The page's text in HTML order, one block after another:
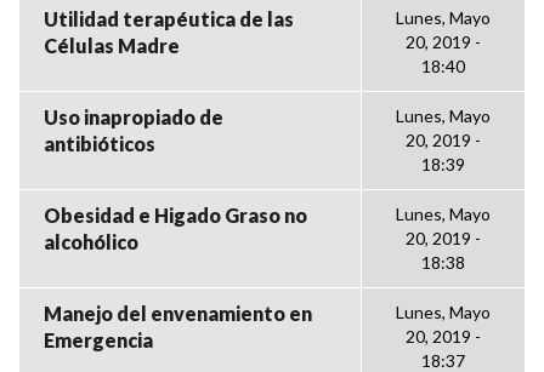
Utilidad terapéutica de las
Células Madre
Lunes, Mayo
20, 2019 -
18:40
Uso inapropiado de
antibióticos
Lunes, Mayo
20, 2019 -
18:39
Obesidad e Higado Graso no
alcohólico
Lunes, Mayo
20, 2019 -
18:38
Manejo del envenamiento en
Emergencia
Lunes, Mayo
20, 2019 -
18:37